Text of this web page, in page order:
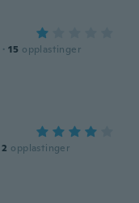
· 15 opplastinger
2 opplastinger